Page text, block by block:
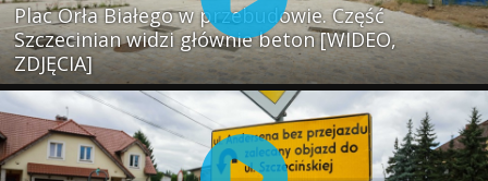
Plac Orła Białego w przebudowie. Część
Szczecinian widzi głównie beton [WIDEO,
ZDJĘCIA]